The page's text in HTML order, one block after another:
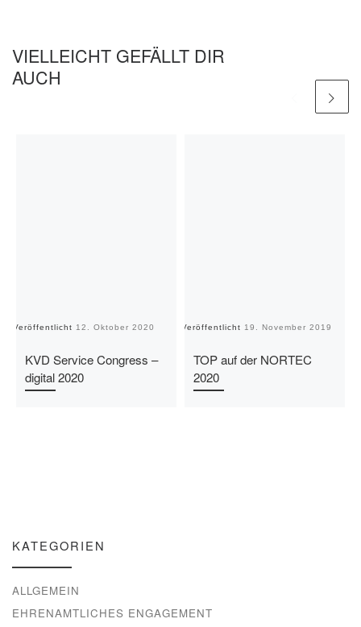
VIELLEICHT GEFÄLLT DIR
AUCH
Veröffentlicht 12. Oktober 2020
KVD Service Congress –
digital 2020
Veröffentlicht 19. November 2019
TOP auf der NORTEC
2020
KATEGORIEN
ALLGEMEIN
EHRENAMTLICHES ENGAGEMENT